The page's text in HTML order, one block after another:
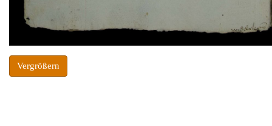
Vergrößern